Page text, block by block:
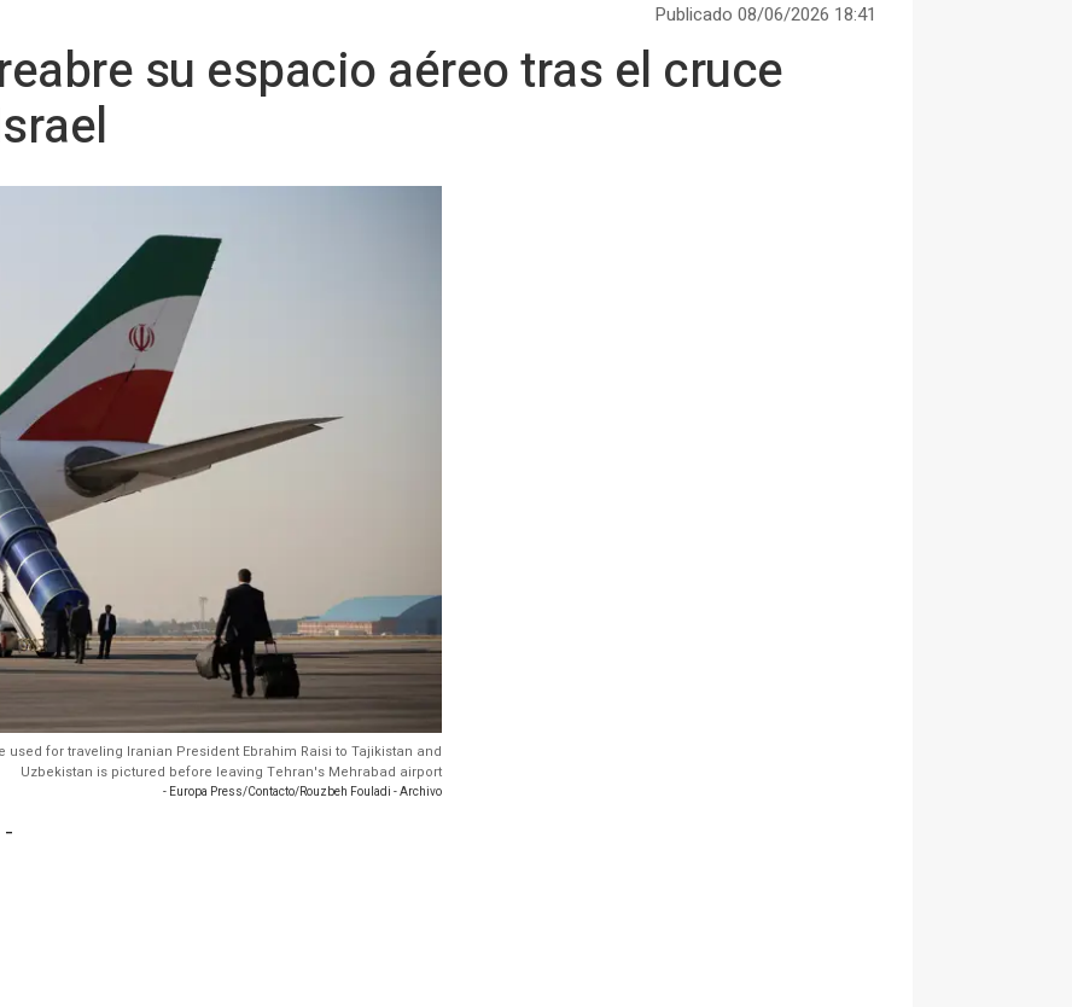
Publicado 08/06/2026 18:41
su espacio aéreo tras el cruce
used for traveling Iranian President Ebrahim Raisi to Tajikistan and
Uzbekistan is pictured before leaving Tehran's Mehrabad airport
- Europa Press/Contacto/Rouzbeh Fouladi - Archivo